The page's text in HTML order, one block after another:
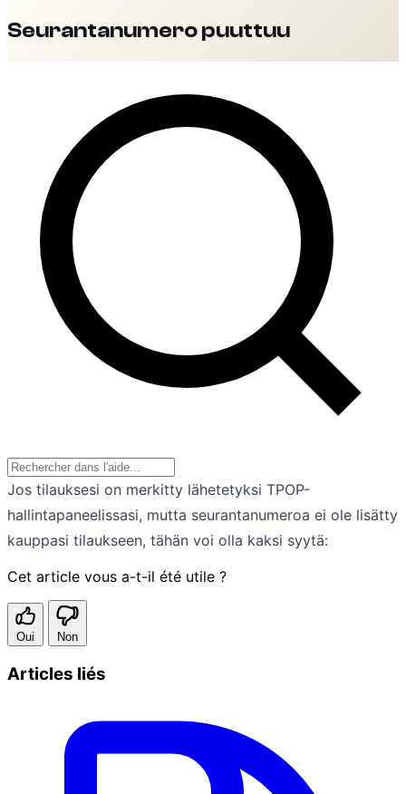
Seurantanumero puuttuu
Jos tilauksesi on merkitty lähetetyksi TPOP-
hallintapaneelissasi, mutta seurantanumeroa ei ole lisätty
kauppasi tilaukseen, tähän voi olla kaksi syytä:
Cet article vous a-t-il été utile ?
Oui Non
Articles liés